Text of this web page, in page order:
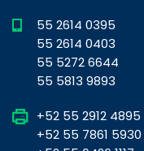
55 2614 0395
55 2614 0403
55 5272 6644
55 5813 9893
+52 55 2912 4895
+52 55 7861 5930